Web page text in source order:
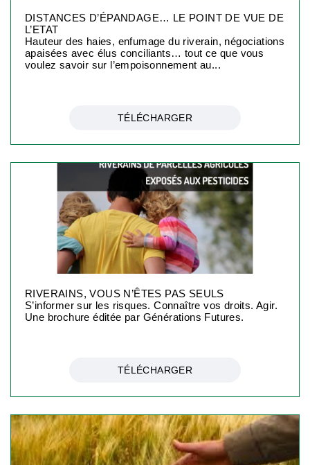
DISTANCES D’ÉPANDAGE… LE POINT DE VUE DE
L’ETAT
Hauteur des haies, enfumage du riverain, négociations
apaisées avec élus conciliants… tout ce que vous
voulez savoir sur l’empoisonnement au...
TÉLÉCHARGER
RIVERAINS, VOUS N’ÊTES PAS SEULS
S’informer sur les risques. Connaître vos droits. Agir.
Une brochure éditée par Générations Futures.
TÉLÉCHARGER